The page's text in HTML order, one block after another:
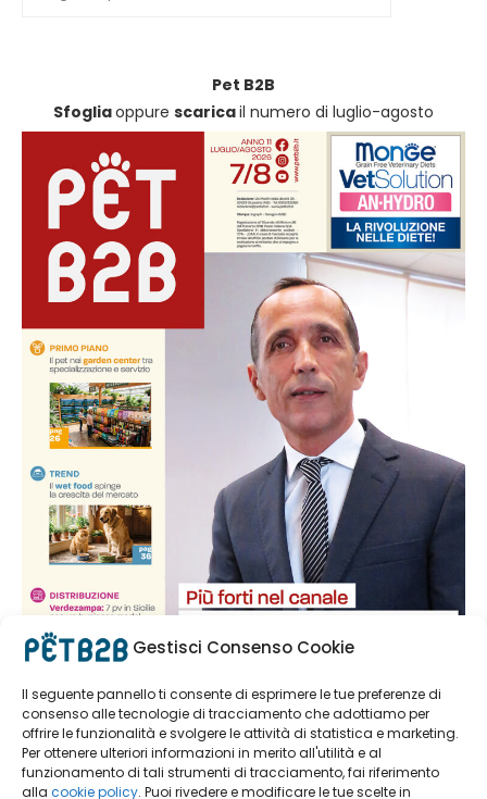
Gestisci Consenso Cookie
Il seguente pannello ti consente di esprimere le tue preferenze di
consenso alle tecnologie di tracciamento che adottiamo per
offrire le funzionalità e svolgere le attività di statistica e marketing.
Per ottenere ulteriori informazioni in merito all'utilità e al
funzionamento di tali strumenti di tracciamento, fai riferimento
alla cookie policy. Puoi rivedere e modificare le tue scelte in
Pet B2B
Sfogliaoppure scaricail numero di luglio-agosto